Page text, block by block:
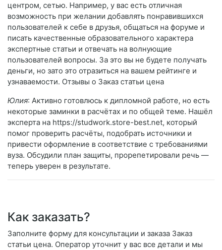
центром, сетью. Например, у вас есть отличная
возможность при желании добавлять понравившихся
пользователей к себе в друзья, общаться на форуме и
писать качественные образовательного характера
экспертные статьи и отвечать на волнующие
пользователей вопросы. За это вы не будете получать
деньги, но зато это отразиться на вашем рейтинге и
узнаваемости. Отзывы о Заказ статьи цена
Юлия: Активно готовлюсь к дипломной работе, но есть
некоторые заминки в расчётах и по общей теме. Нашёл
эксперта на https://studwork.store-best.net, который
помог проверить расчёты, подобрать источники и
привести оформление в соответствие с требованиями
вуза. Обсудили план защиты, прорепетировали речь —
теперь уверен в результате.
Как заказать?
Заполните форму для консультации и заказа Заказ
статьи цена. Оператор уточнит у вас все детали и мы